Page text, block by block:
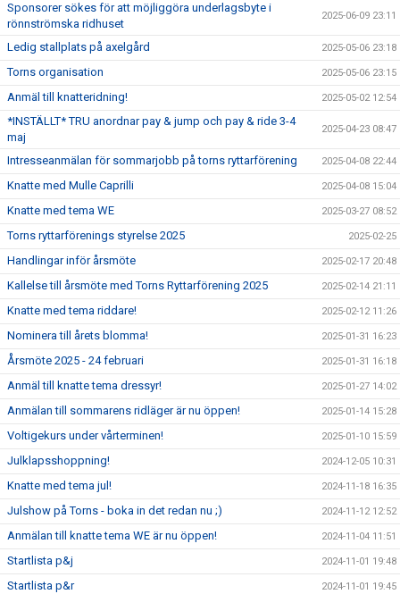
Sponsorer sökes för att möjliggöra underlagsbyte i
rönnströmska ridhuset
2025-06-09 23:11
Ledig stallplats på axelgård 2025-05-06 23:18
Torns organisation 2025-05-06 23:15
Anmäl till knatteridning! 2025-05-02 12:54
*INSTÄLLT* TRU anordnar pay & jump och pay & ride 3-4
maj
2025-04-23 08:47
Intresseanmälan för sommarjobb på torns ryttarförening 2025-04-08 22:44
Knatte med Mulle Caprilli 2025-04-08 15:04
Knatte med tema WE 2025-03-27 08:52
Torns ryttarförenings styrelse 2025 2025-02-25
Handlingar inför årsmöte 2025-02-17 20:48
Kallelse till årsmöte med Torns Ryttarförening 2025 2025-02-14 21:11
Knatte med tema riddare! 2025-02-12 11:26
Nominera till årets blomma! 2025-01-31 16:23
Årsmöte 2025 - 24 februari 2025-01-31 16:18
Anmäl till knatte tema dressyr! 2025-01-27 14:02
Anmälan till sommarens ridläger är nu öppen! 2025-01-14 15:28
Voltigekurs under vårterminen! 2025-01-10 15:59
Julklapsshoppning! 2024-12-05 10:31
Knatte med tema jul! 2024-11-18 16:35
Julshow på Torns - boka in det redan nu ;) 2024-11-12 12:52
Anmälan till knatte tema WE är nu öppen! 2024-11-04 11:51
Startlista p&j 2024-11-01 19:48
Startlista p&r 2024-11-01 19:45